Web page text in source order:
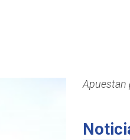
Apuestan